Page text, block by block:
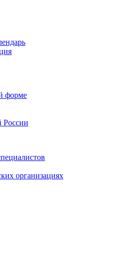
форме
России
организациях